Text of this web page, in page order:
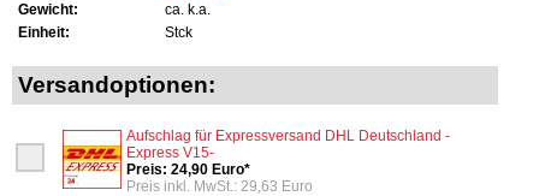
Gewicht:
ca. k.a.
Einheit:
Stck
Versandoptionen:
Aufschlag für Expressversand DHL Deutschland -
Express V15-
Preis: 24,90 Euro*
Preis inkl. MwSt.: 29,63 Euro